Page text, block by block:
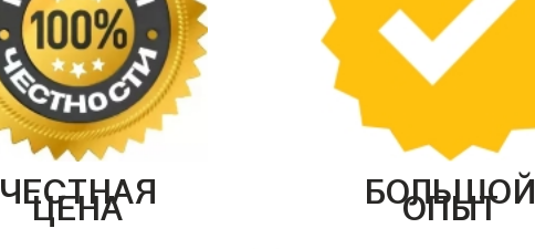
ЧЕСТНАЯ
ЦЕНА БОЛЬШОЙ
ОПЫТ